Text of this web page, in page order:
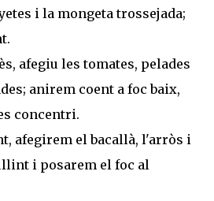
i la mongeta trossejada;
afegiu les tomates, pelades
anirem coent a foc baix,
concentri.
afegirem el bacallà, l'arròs i
i posarem el foc al